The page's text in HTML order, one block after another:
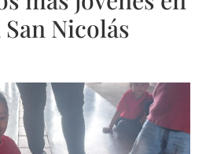
Nicolás